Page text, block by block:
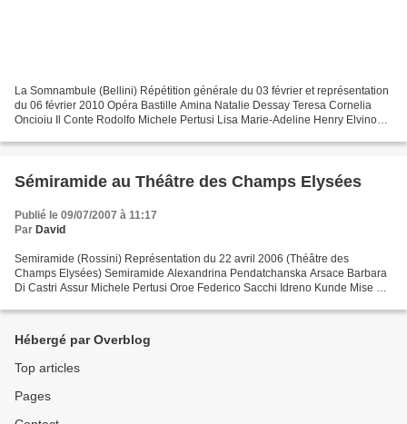
La Somnambule (Bellini) Répétition générale du 03 février et représentation
du 06 février 2010 Opéra Bastille Amina Natalie Dessay Teresa Cornelia
Oncioiu Il Conte Rodolfo Michele Pertusi Lisa Marie-Adeline Henry Elvino
Sémiramide au Théâtre des Champs Elysées
Publié le 09/07/2007 à 11:17
Par David
Semiramide (Rossini) Représentation du 22 avril 2006 (Théâtre des
Champs Elysées) Semiramide Alexandrina Pendatchanska Arsace Barbara
Di Castri Assur Michele Pertusi Oroe Federico Sacchi Idreno Kunde Mise en
Hébergé par Overblog
Top articles
Pages